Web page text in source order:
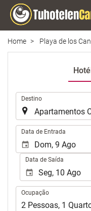
Home Playa de los
Destino
Data de Entrada
Data de Saída
Ocupação
Ocupação
2 Pessoas, 1